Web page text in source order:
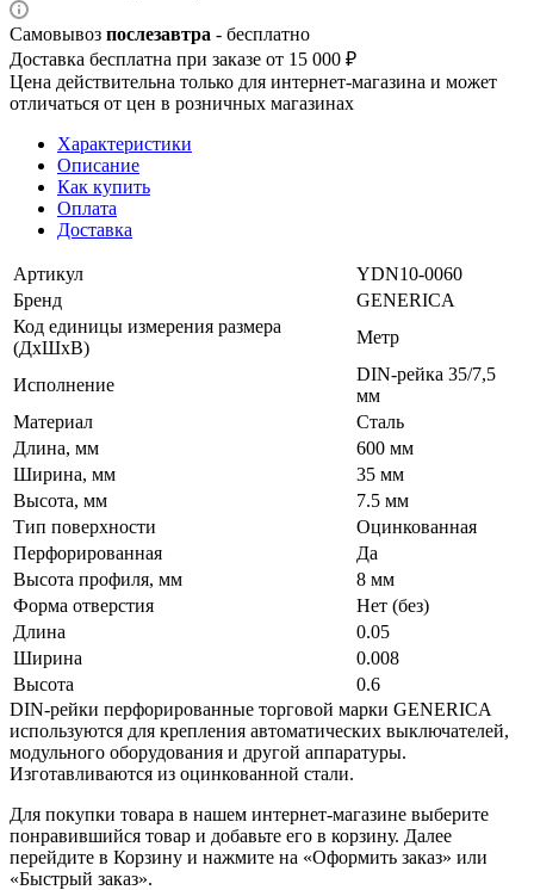
Самовывоз послезавтра - бесплатно
Доставка бесплатна при заказе от 15 000 ₽
Цена действительна только для интернет-магазина и может
отличаться от цен в розничных магазинах
Характеристики
Описание
Как купить
Оплата
Доставка
Артикул
YDN10-0060
Бренд
GENERICA
Код единицы измерения размера
(ДхШхВ)
Метр
Исполнение
DIN-рейка 35/7,5
мм
Материал
Сталь
Длина, мм
600 мм
Ширина, мм
35 мм
Высота, мм
7.5 мм
Тип поверхности
Оцинкованная
Перфорированная
Да
Высота профиля, мм
8 мм
Форма отверстия
Нет (без)
Длина
0.05
Ширина
0.008
Высота
0.6
DIN-рейки перфорированные торговой марки GENERICA
используются для крепления автоматических выключателей,
модульного оборудования и другой аппаратуры.
Изготавливаются из оцинкованной стали.
Для покупки товара в нашем интернет-магазине выберите
понравившийся товар и добавьте его в корзину. Далее
перейдите в Корзину и нажмите на «Оформить заказ» или
«Быстрый заказ».